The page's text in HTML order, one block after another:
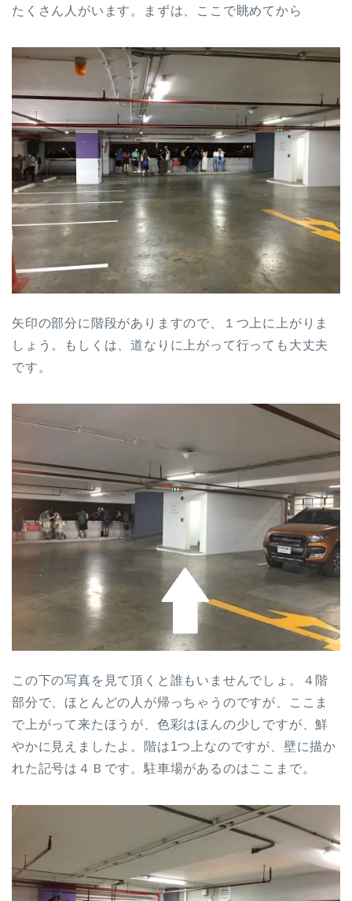
たくさん人がいます。まずは、ここで眺めてから
矢印の部分に階段がありますので、１つ上に上がりま
しょう。もしくは、道なりに上がって行っても大丈夫
です。
この下の写真を見て頂くと誰もいませんでしょ。４階
部分で、ほとんどの人が帰っちゃうのですが、ここま
で上がって来たほうが、色彩はほんの少しですが、鮮
やかに見えましたよ。階は1つ上なのですが、壁に描か
れた記号は４Ｂです。駐車場があるのはここまで。